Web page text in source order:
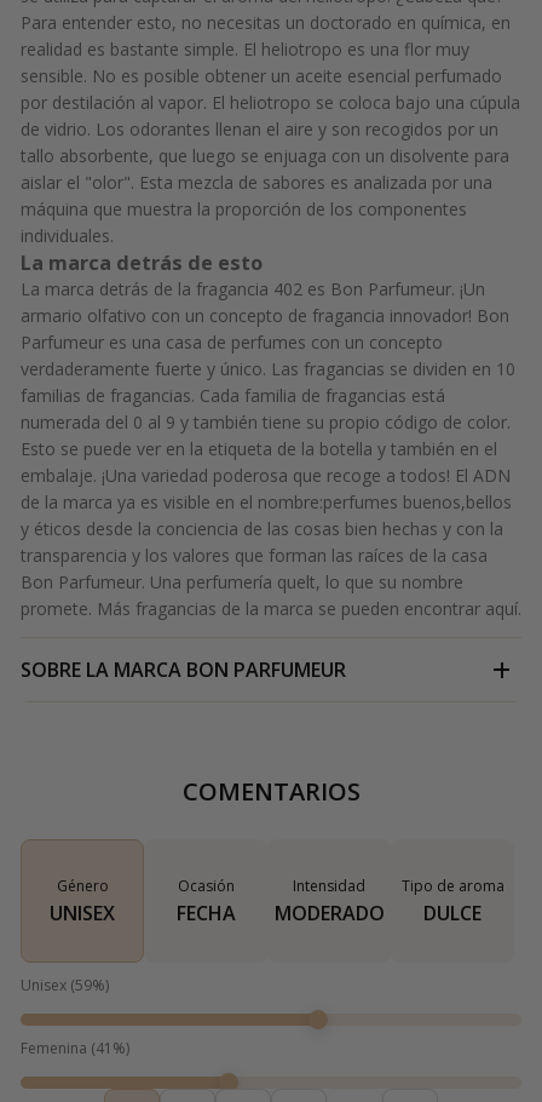
Para entender esto, no necesitas un doctorado en química, en
realidad es bastante simple. El heliotropo es una flor muy
sensible. No es posible obtener un aceite esencial perfumado
por destilación al vapor. El heliotropo se coloca bajo una cúpula
de vidrio. Los odorantes llenan el aire y son recogidos por un
tallo absorbente, que luego se enjuaga con un disolvente para
aislar el "olor". Esta mezcla de sabores es analizada por una
máquina que muestra la proporción de los componentes
individuales.
La marca detrás de esto
La marca detrás de la fragancia 402 es Bon Parfumeur. ¡Un
armario olfativo con un concepto de fragancia innovador! Bon
Parfumeur es una casa de perfumes con un concepto
verdaderamente fuerte y único. Las fragancias se dividen en 10
familias de fragancias. Cada familia de fragancias está
numerada del 0 al 9 y también tiene su propio código de color.
Esto se puede ver en la etiqueta de la botella y también en el
embalaje. ¡Una variedad poderosa que recoge a todos! El ADN
de la marca ya es visible en el nombre:perfumes buenos,bellos
y éticos desde la conciencia de las cosas bien hechas y con la
transparencia y los valores que forman las raíces de la casa
Bon Parfumeur. Una perfumería quelt, lo que su nombre
promete. Más fragancias de la marca se pueden encontrar aquí.
SOBRE LA MARCA BON PARFUMEUR
COMENTARIOS
Género
UNISEX
Ocasión
FECHA
Intensidad
MODERADO
Tipo de aroma
DULCE
Unisex (59%)
Femenina (41 %)